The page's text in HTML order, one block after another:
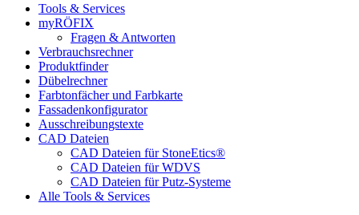
Tools & Services
myRÖFIX
Fragen & Antworten
Verbrauchsrechner
Produktfinder
Dübelrechner
Farbtonfächer und Farbkarte
Fassadenkonfigurator
Ausschreibungstexte
CAD Dateien
CAD Dateien für StoneEtics®
CAD Dateien für WDVS
CAD Dateien für Putz-Systeme
Alle Tools & Services